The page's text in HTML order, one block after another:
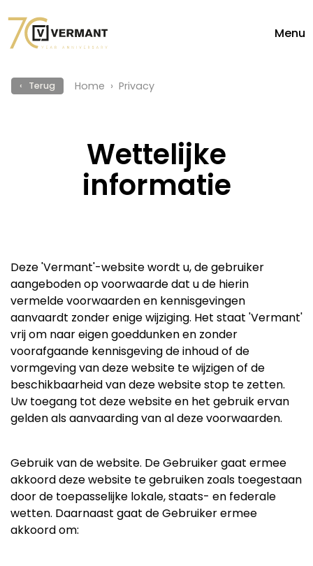
Menu
‹ Terug Home Privacy
Wettelijke
informatie
Deze 'Vermant'-website wordt u, de gebruiker
aangeboden op voorwaarde dat u de hierin
vermelde voorwaarden en kennisgevingen
aanvaardt zonder enige wijziging. Het staat 'Vermant'
vrij om naar eigen goeddunken en zonder
voorafgaande kennisgeving de inhoud of de
vormgeving van deze website te wijzigen of de
beschikbaarheid van deze website stop te zetten.
Uw toegang tot deze website en het gebruik ervan
gelden als aanvaarding van al deze voorwaarden.
Gebruik van de website. De Gebruiker gaat ermee
akkoord deze website te gebruiken zoals toegestaan
door de toepasselijke lokale, staats- en federale
wetten. Daarnaast gaat de Gebruiker ermee
akkoord om: